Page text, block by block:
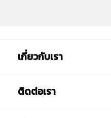
เกี่ยวกับเรา
ติดต่อเรา